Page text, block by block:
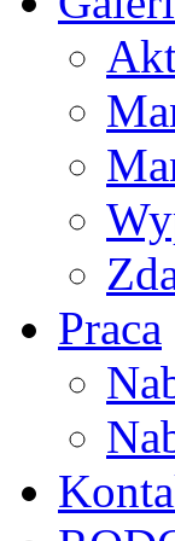
Praca